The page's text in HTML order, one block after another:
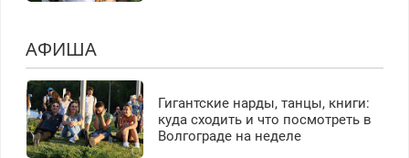
АФИША
Гигантские нарды, танцы, книги:
куда сходить и что посмотреть в
Волгограде на неделе